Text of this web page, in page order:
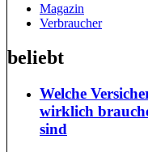
Magazin
Verbraucher
beliebt
Welche
wirklich
sind